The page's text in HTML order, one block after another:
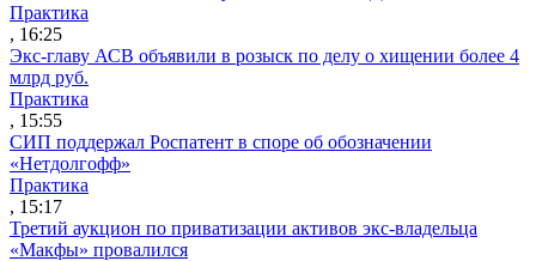
Практика
, 16:25
Экс-главу АСВ объявили в розыск по делу о хищении более 4
млрд руб.
Практика
, 15:55
СИП поддержал Роспатент в споре об обозначении
«Нетдолгофф»
Практика
, 15:17
Третий аукцион по приватизации активов экс-владельца
«Макфы» провалился